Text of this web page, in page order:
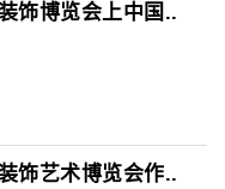
饰博览会上中国..
饰艺术博览会作..